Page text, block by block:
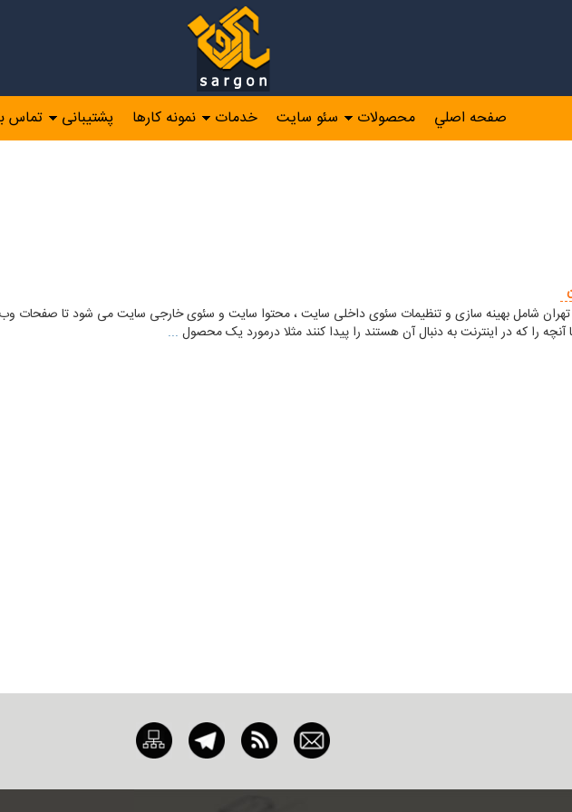
صفحه اصلي محصولات سئو سایت خدمات نمونه کارها پشتیبانی تماس
شامل بهینه سازی و تنظیمات سئوی داخلی سایت ، محتوا سایت و سئوی خارجی سایت می شود تا صفحات وب
را که در اینترنت به دنبال آن هستند را پیدا کنند مثلا درمورد یک محصول ...